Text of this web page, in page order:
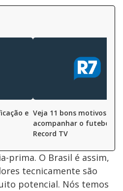
e Veja 11 bons motivos
acompanhar o futebol na
Record TV
prima. O Brasil é assim,
tecnicamente são
potencial. Nós temos